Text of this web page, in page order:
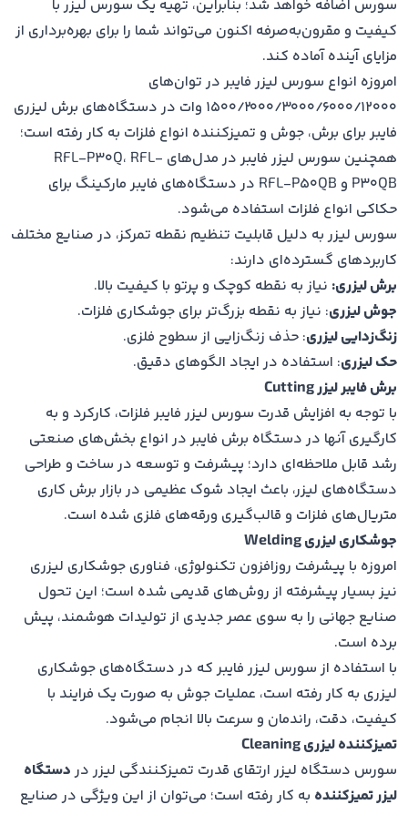
سورس اضافه خواهد شد؛ بنابراین، تهیه یک سورس لیزر با
کیفیت و مقرون‌به‌صرفه اکنون می‌تواند شما را برای بهره‌برداری از
مزایای آینده آماده کند.
امروزه انواع سورس لیزر فایبر در توان‌های
1500/2000/3000/6000/12000 وات در دستگاه‌های برش لیزری
فایبر برای برش، جوش و تمیزکننده انواع فلزات به کار رفته است؛
همچنین سورس لیزر فایبر در مدل‌های RFL-P30Q، RFL-
P30QB و RFL-P50QB در دستگاه‌های فایبر مارکینگ برای
حکاکی انواع فلزات استفاده می‌شود.
سورس لیزر به دلیل قابلیت تنظیم نقطه تمرکز، در صنایع مختلف
کاربردهای گسترده‌ای دارند:
برش لیزری: نیاز به نقطه کوچک و پرتو با کیفیت بالا.
جوش لیزری: نیاز به نقطه بزرگ‌تر برای جوشکاری فلزات.
زنگ‌زدایی لیزری: حذف زنگ‌زایی از سطوح فلزی.
حک لیزری: استفاده در ایجاد الگوهای دقیق.
برش فایبر لیزر Cutting
با توجه به افزایش قدرت سورس لیزر فایبر فلزات، کارکرد و به
کارگیری آنها در دستگاه برش فایبر در انواع بخش‌های صنعتی
رشد قابل ملاحظه‌ای دارد؛ پیشرفت‌ و توسعه‌ در ساخت و طراحی
دستگاه‌‌های لیزر، باعث ایجاد شوک عظیمی در بازار برش کاری
متریال‌های فلزات و قالب‌گیری ورقه‌های فلزی شده است.
جوشکاری لیزری Welding
امروزه با پیشرفت روزافزون تکنولوژی، فناوری جوشکاری لیزری
نیز بسیار پیشرفته از روش‌های قدیمی شده است؛ این تحول
صنایع جهانی را به سوی عصر جدیدی از تولیدات هوشمند، پیش
برده است.
با استفاده از سورس لیزر فایبر که در دستگاه‌های جوشکاری
لیزری به کار رفته است، عملیات جوش به صورت یک فرایند با
کیفیت، دقت، راندمان و سرعت بالا انجام می‌شود.
تمیزکننده لیزری Cleaning
سورس دستگاه لیزر ارتقای قدرت تمیزکنندگی لیزر دردستگاه
لیزر تمیزکننده به کار رفته است؛ می‌‌‌‌توان از این ویژگی در صنایع